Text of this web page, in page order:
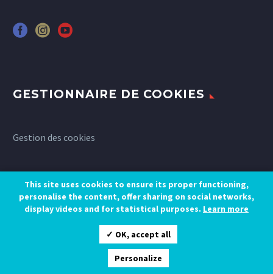
GESTIONNAIRE DE COOKIES
Gestion des cookies
RÉSERVEZ UN SÉJOUR
This site uses cookies to ensure its proper functioning,
personalise the content, offer sharing on social networks,
display videos and for statistical purposes. Learn more
✓ OK, accept all
Personalize